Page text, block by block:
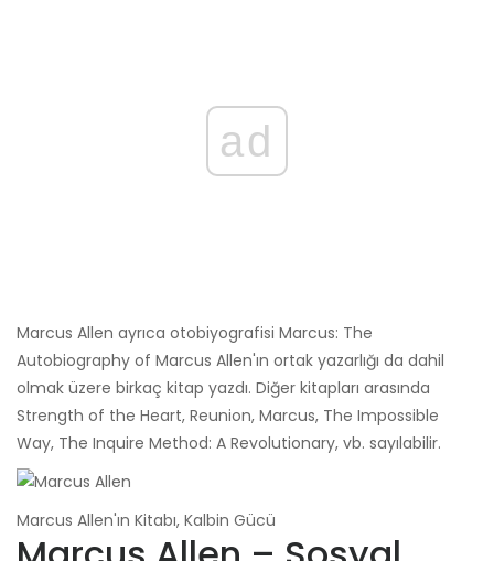
ad
Marcus Allen ayrıca otobiyografisi Marcus: The
Autobiography of Marcus Allen'ın ortak yazarlığı da dahil
olmak üzere birkaç kitap yazdı. Diğer kitapları arasında
Strength of the Heart, Reunion, Marcus, The Impossible
Way, The Inquire Method: A Revolutionary, vb. sayılabilir.
Marcus Allen'ın Kitabı, Kalbin Gücü